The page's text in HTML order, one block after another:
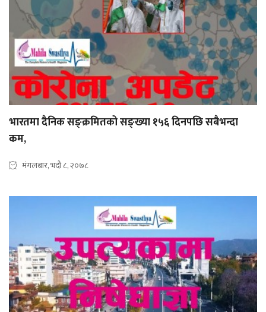
भारतमा दैनिक सङ्क्रमितको सङ्ख्या १५६ दिनपछि सबैभन्दा
कम,
मंगलबार, भदौ ८, २०७८